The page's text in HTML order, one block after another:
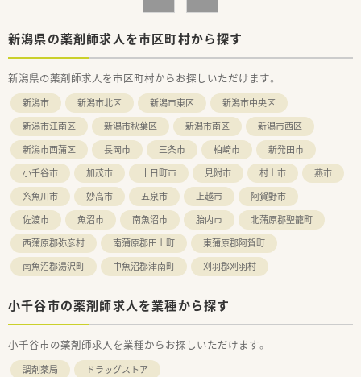
■調剤業界でいち早くM&Aをスタートさせた先駆者であり、強
固な経営基盤と積極的な新規出店により将来性も非常に高い企
■ライフスタイルに合わせて全国や狭域、自宅通勤など4つの勤
務コースを選択できるため、個人の希望に沿った働き方が可能で
す。
【求人情報について】
■正社員の募集で想定年収は480万円から600万円となってお
り、これまでのご経験や役職に応じて適切な給与条件を提示しま
す。
■昇給は年1回、賞与は年2回支給されるほか、地域手当や資格手
当などの各種手当が充実しており、安定した高収入を目指せま
す。
■年間休日は122日と業界トップクラスの多さを誇り、年末年始
休暇や特別休暇も完備されているため、休息もしっかり取れま
す。
新潟県の薬剤師求人を市区町村から探す
新潟県の薬剤師求人を市区町村からお探しいただけます。
新潟市 新潟市北区 新潟市東区
新潟市中央区
新潟市江南区
新潟市秋葉区 新潟市南区
新潟市西区
新潟市西蒲区
長岡市 三条市 柏崎市
新発田市
小千谷市
加茂市 十日町市 見附市 村上市
燕市
糸魚川市
妙高市 五泉市 上越市
阿賀野市
佐渡市
魚沼市 南魚沼市 胎内市
北蒲原郡聖籠町
西蒲原郡弥彦村
南蒲原郡田上町
東蒲原郡阿賀町
南魚沼郡湯沢町
中魚沼郡津南町 刈羽郡刈羽村
小千谷市の薬剤師求人を業種から探す
小千谷市の薬剤師求人を業種からお探しいただけます。
調剤薬局 ドラッグストア